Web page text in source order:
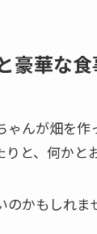
豪華な食
んが畑を
と、何かと
かもしれま